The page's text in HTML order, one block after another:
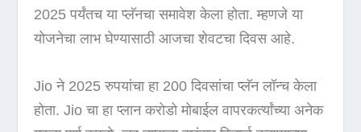
2025 पर्यंतच या प्लॅनचा समावेश केला होता. म्हणजे या
योजनेचा लाभ घेण्यासाठी आजचा शेवटचा दिवस आहे.
Jio ने 2025 रुपयांचा हा 200 दिवसांचा प्लॅन लॉन्च केला
होता. Jio चा हा प्लान करोडो मोबाईल वापरकर्त्यांच्या अनेक